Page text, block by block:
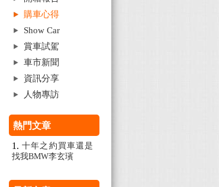
購車心得
Show Car
賞車試駕
車市新聞
資訊分享
人物專訪
熱門文章
十年之約買車還是
找我BMW李玄璸